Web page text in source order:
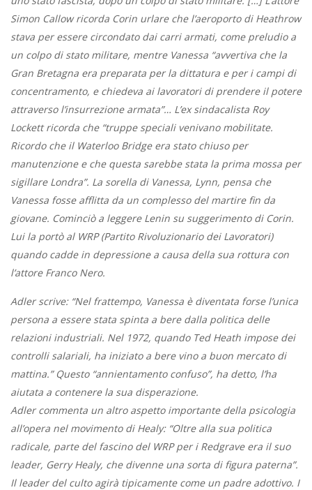
Simon Callow ricorda Corin urlare che l’aeroporto di Heathrow
stava per essere circondato dai carri armati, come preludio a
un colpo di stato militare, mentre Vanessa “avvertiva che la
Gran Bretagna era preparata per la dittatura e per i campi di
concentramento, e chiedeva ai lavoratori di prendere il potere
attraverso l’insurrezione armata”… L’ex sindacalista Roy
Lockett ricorda che “truppe speciali venivano mobilitate.
Ricordo che il Waterloo Bridge era stato chiuso per
manutenzione e che questa sarebbe stata la prima mossa per
sigillare Londra”. La sorella di Vanessa, Lynn, pensa che
Vanessa fosse afflitta da un complesso del martire fin da
giovane. Cominciò a leggere Lenin su suggerimento di Corin.
Lui la portò al WRP (Partito Rivoluzionario dei Lavoratori)
quando cadde in depressione a causa della sua rottura con
l’attore Franco Nero.
Adler scrive: “Nel frattempo, Vanessa è diventata forse l’unica
persona a essere stata spinta a bere dalla politica delle
relazioni industriali. Nel 1972, quando Ted Heath impose dei
controlli salariali, ha iniziato a bere vino a buon mercato di
mattina.” Questo “annientamento confuso”, ha detto, l’ha
aiutata a contenere la sua disperazione.
Adler commenta un altro aspetto importante della psicologia
all’opera nel movimento di Healy: “Oltre alla sua politica
radicale, parte del fascino del WRP per i Redgrave era il suo
leader, Gerry Healy, che divenne una sorta di figura paterna”.
Il leader del culto agirà tipicamente come un padre adottivo. I